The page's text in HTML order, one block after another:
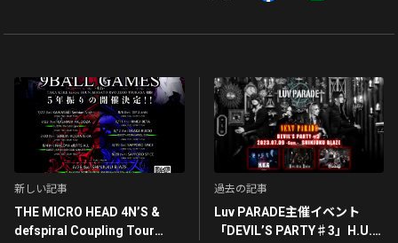
新しい記事
THE MICRO HEAD 4N’S &
defspiral Coupling Tour
過去の記事
Luv PARADE主催イベント
「DEVIL’S PARTY♯3」H.U.G